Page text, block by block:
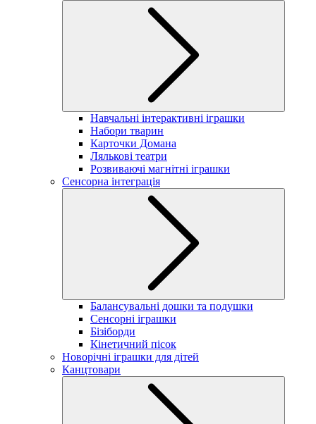
Навчальні інтерактивні іграшки
Набори тварин
Карточки Домана
Лялькові театри
Розвиваючі магнітні іграшки
Сенсорна інтеграція
Балансувальні дошки та подушки
Сенсорні іграшки
Бізіборди
Кінетичний пісок
Новорічні іграшки для дітей
Канцтовари